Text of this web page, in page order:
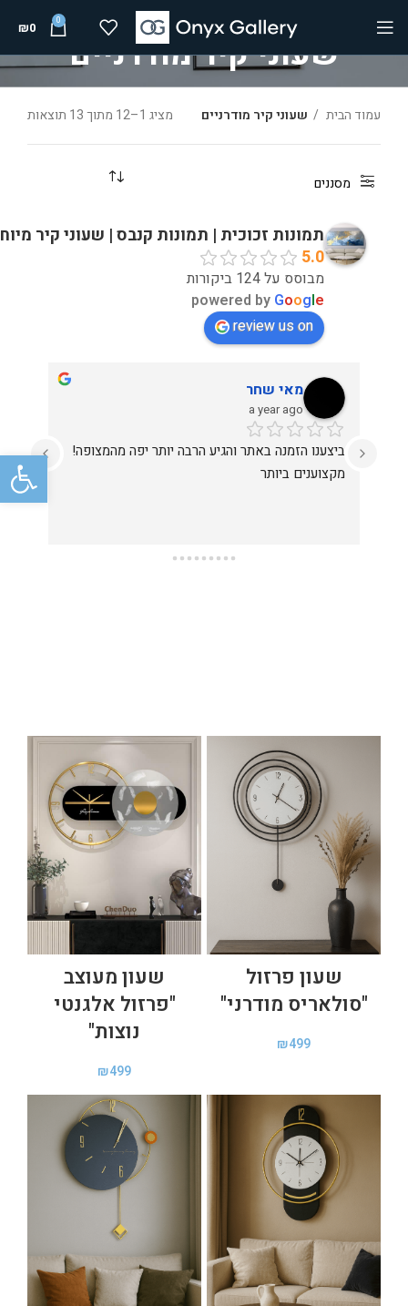
פתח
0
₪0
שעוני קיר מודרניים
עמוד הבית שעוני קיר מודרניים מציג 1–12 מתוך 13 תוצאות
מסננים
תמונות זכוכית | תמונות קנבס | שעוני קיר
5.0
מבוסס על 124 ביקורות
powered by Google
review us on
מאי שחר
a year ago
ביצענו הזמנה באתר והגיע הרבה יותר יפה מהמצופה!
מקצוענים ביותר
שעון פרזול
"סולאריס מודרני"
₪499
שעון מעוצב
"פרזול אלגנטי
נוצות"
₪499